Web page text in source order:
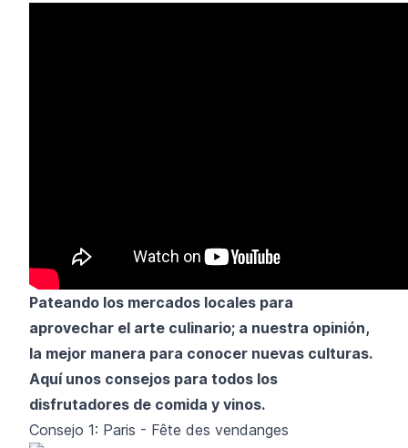
Pateando los mercados locales para
aprovechar el arte culinario; a nuestra opinión,
la mejor manera para conocer nuevas culturas.
Aquí unos consejos para todos los
disfrutadores de comida y vinos.
Consejo 1: Paris - Fête des vendanges